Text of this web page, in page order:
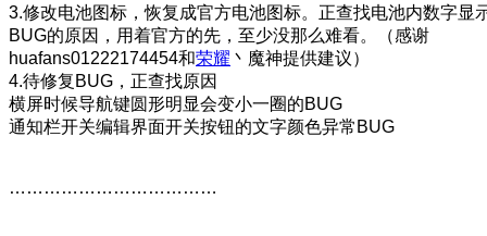
3.修改电池图标，恢复成官方电池图标。正查找电池内数字显
BUG的原因，用着官方的先，至少没那么难看。（感谢
huafans01222174454和荣耀 丶魔神提供建议）
4.待修复BUG，正查找原因
横屏时候导航键圆形明显会变小一圈的BUG
通知栏开关编辑界面开关按钮的文字颜色异常BUG
………………………………